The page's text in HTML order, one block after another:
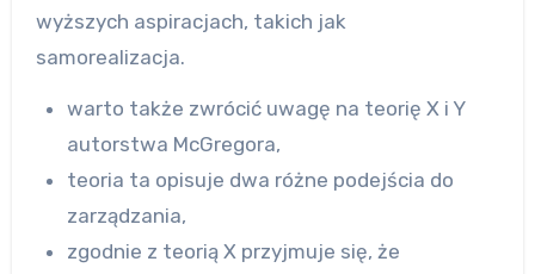
wyższych aspiracjach, takich jak
samorealizacja.
warto także zwrócić uwagę na teorię X i Y
autorstwa McGregora,
teoria ta opisuje dwa różne podejścia do
zarządzania,
zgodnie z teorią X przyjmuje się, że